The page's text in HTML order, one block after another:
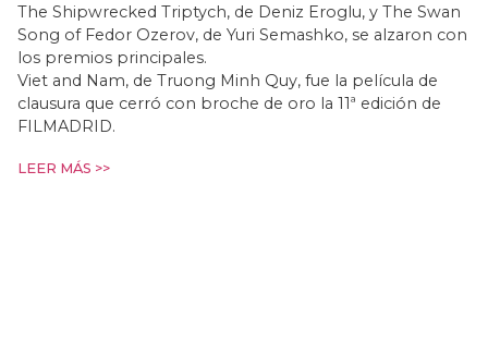
The Shipwrecked Triptych, de Deniz Eroglu, y The Swan
Song of Fedor Ozerov, de Yuri Semashko, se alzaron con
los premios principales.
Viet and Nam, de Truong Minh Quy, fue la película de
clausura que cerró con broche de oro la 11ª edición de
FILMADRID.
LEER MÁS >>